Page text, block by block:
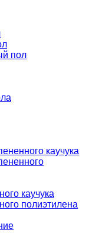
пол
каучука
каучука
полиэтилена